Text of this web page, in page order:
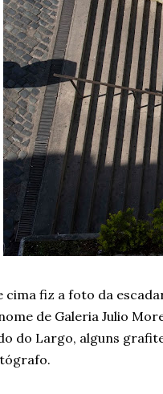
cima fiz a foto da
de Galeria Julio
do Largo, alguns